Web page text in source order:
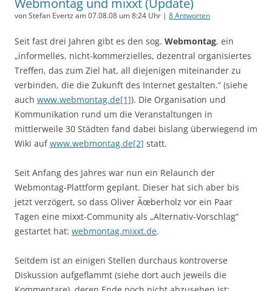
Webmontag und mixxt (Update)
von Stefan Evertz am 07.08.08 um 8:24 Uhr | 8 Antworten
Seit fast drei Jahren gibt es den sog. Webmontag, ein
„informelles, nicht-kommerzielles, dezentral organisiertes
Treffen, das zum Ziel hat, all diejenigen miteinander zu
verbinden, die die Zukunft des Internet gestalten.“ (siehe
auch www.webmontag.de[1]). Die Organisation und
Kommunikation rund um die Veranstaltungen in
mittlerweile 30 Städten fand dabei bislang überwiegend im
Wiki aufwww.webmontag.de[2] statt.
Seit Anfang des Jahres war nun ein Relaunch der
Webmontag-Plattform geplant. Dieser hat sich aber bis
jetzt verzögert, so dass Oliver Ãœberholz vor ein Paar
Tagen eine mixxt-Community als „Alternativ-Vorschlag“
gestartet hat: webmontag.mixxt.de.
Seitdem ist an einigen Stellen durchaus kontroverse
Diskussion aufgeflammt (siehe dort auch jeweils die